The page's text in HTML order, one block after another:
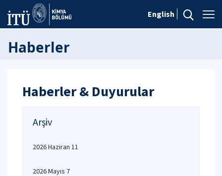
English
Haberler
Haberler & Duyurular
Arşiv
2026 Haziran 11
2026 Mayıs 7